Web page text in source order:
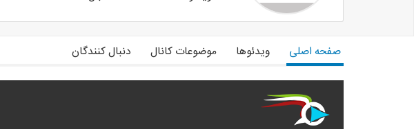
صفحه اصلی ویدئوها موضوعات کانال دنبال کنندگان